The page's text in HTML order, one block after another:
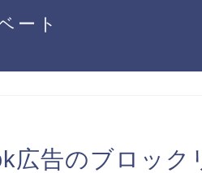
ート
広告のブロック